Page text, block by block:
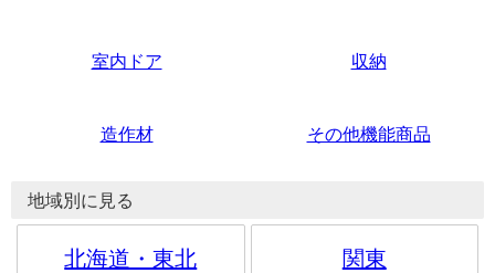
室内ドア 収納
造作材 その他機能商品
地域別に見る
北海道・東北 関東